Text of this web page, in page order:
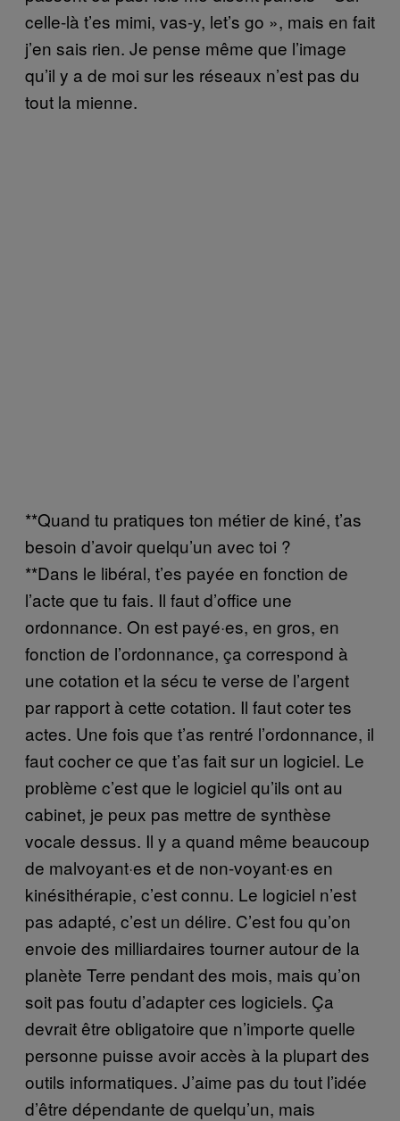
celle-là t’es mimi, vas-y, let’s go », mais en fait
j’en sais rien. Je pense même que l’image
qu’il y a de moi sur les réseaux n’est pas du
tout la mienne.
**Quand tu pratiques ton métier de kiné, t’as
besoin d’avoir quelqu’un avec toi ?
**Dans le libéral, t’es payée en fonction de
l’acte que tu fais. Il faut d’office une
ordonnance. On est payé·es, en gros, en
fonction de l’ordonnance, ça correspond à
une cotation et la sécu te verse de l’argent
par rapport à cette cotation. Il faut coter tes
actes. Une fois que t’as rentré l’ordonnance, il
faut cocher ce que t’as fait sur un logiciel. Le
problème c’est que le logiciel qu’ils ont au
cabinet, je peux pas mettre de synthèse
vocale dessus. Il y a quand même beaucoup
de malvoyant·es et de non-voyant·es en
kinésithérapie, c’est connu. Le logiciel n’est
pas adapté, c’est un délire. C’est fou qu’on
envoie des milliardaires tourner autour de la
planète Terre pendant des mois, mais qu’on
soit pas foutu d’adapter ces logiciels. Ça
devrait être obligatoire que n’importe quelle
personne puisse avoir accès à la plupart des
outils informatiques. J’aime pas du tout l’idée
d’être dépendante de quelqu’un, mais